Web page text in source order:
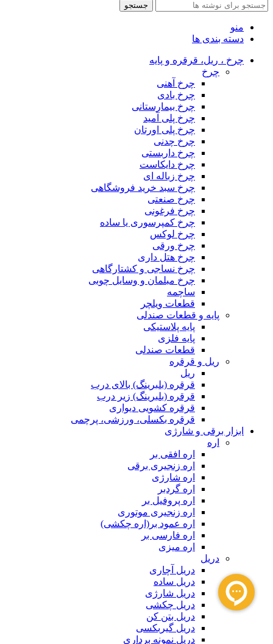
جستجو
منو
دسته بندی ها
چرخ ، ریل، قرقره و پایه
چرخ
چرخ آهنی
چرخ بادی
چرخ بیمارستانی
چرخ پلی آمید
چرخ پلی اورتان
چرخ چدنی
چرخ داربستی
چرخ دایکاست
چرخ زباله ای
چرخ سبد خرید فروشگاهی
چرخ صنعتی
چرخ فرغونی
چرخ کمپرسوری یا ساده
چرخ لوکس
چرخ ورقی
چرخ هتل داری
چرخ نساجی و کشتارگاهی
چرخ مبلمان و وسایل چوبی
ساچمه
قطعات ویلچر
پایه و قطعات صندلی
پایه پلاستیکی
پایه فلزی
قطعات صندلی
ریل و قرقره
ریل
قرقره (بلبرینگ) بالای درب
قرقره (بلبرینگ) زیر درب
قرقره کشویی دیواری
قرقره بکسلی، ورزشی، پرچمی
ابزار برقی و شارژی
اره
اره افقی بر
اره زنجیری برقی
اره شارژی
اره گردبر
اره پروفیل بر
اره زنجیری موتوری
اره عمود بر(اره چکشی)
اره فارسی بر
اره میزی
دریل
دریل آچاری
دریل ساده
دریل شارژی
دریل چکشی
دریل بتن کن
دریل گیربکسی
دریل نمونه برداری